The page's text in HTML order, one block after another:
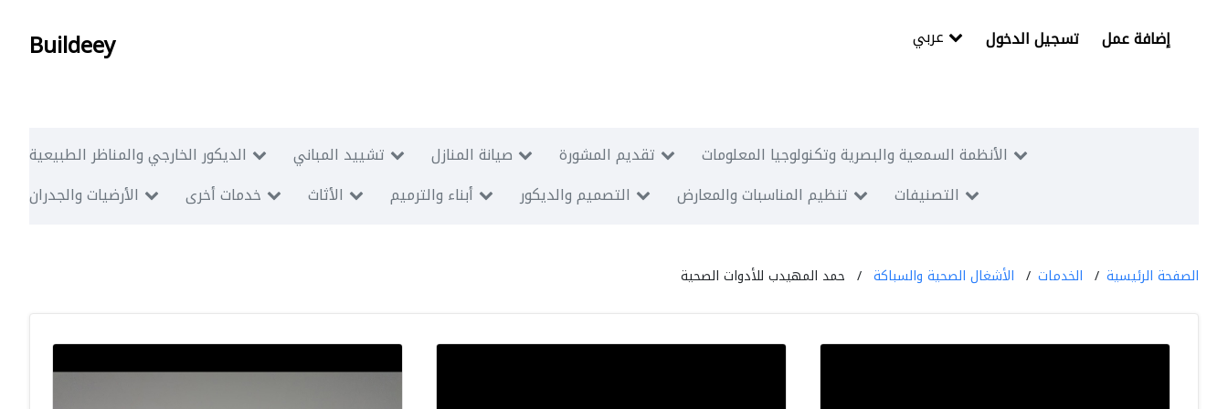
Buildeey تسجيل الدخول إضافة عمل
الديكور الخارجي والمناظر الطبيعية تشييد المباني صيانة المنازل تقديم المشورة
الأنظمة السمعية والبصرية وتكنولوجيا المعلومات
الأرضيات والجدران
خدمات أخرى الأثاث أبناء والترميم التصميم والديكور تنظيم المناسبات والمعارض التصنيفات
الصفحة الرئيسية الخدمات الأشغال الصحية والسباكة حمد المهيدب للأدوات الصحية